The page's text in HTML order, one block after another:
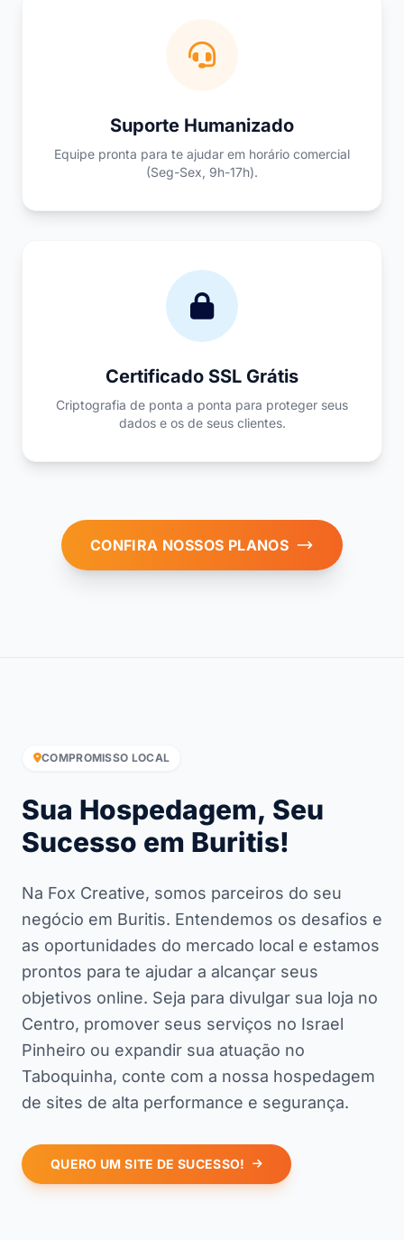
Suporte Humanizado
Equipe pronta para te ajudar em horário comercial
(Seg-Sex, 9h-17h).
Certificado SSL Grátis
Criptografia de ponta a ponta para proteger seus
dados e os de seus clientes.
CONFIRA NOSSOS PLANOS
COMPROMISSO LOCAL
Sua Hospedagem, Seu
Sucesso em Buritis!
Na Fox Creative, somos parceiros do seu
negócio em Buritis. Entendemos os desafios e
as oportunidades do mercado local e estamos
prontos para te ajudar a alcançar seus
objetivos online. Seja para divulgar sua loja no
Centro, promover seus serviços no Israel
Pinheiro ou expandir sua atuação no
Taboquinha, conte com a nossa hospedagem
de sites de alta performance e segurança.
QUERO UM SITE DE SUCESSO!